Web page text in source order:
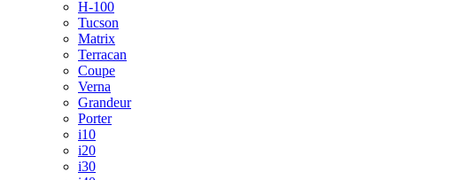
H-100
Tucson
Matrix
Terracan
Coupe
Verna
Grandeur
Porter
i10
i20
i30